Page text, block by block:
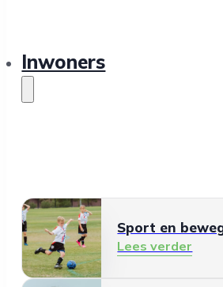
Inwoners
Sport en
Lees verder